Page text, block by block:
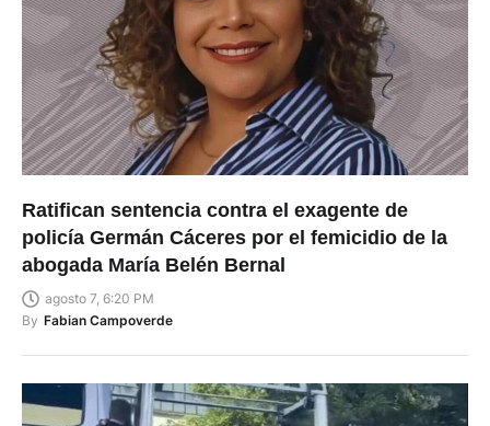
Ratifican sentencia contra el exagente de
policía Germán Cáceres por el femicidio de la
abogada María Belén Bernal
agosto 7, 6:20 PM
By Fabian Campoverde